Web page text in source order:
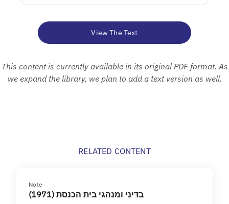
View The Text
This content is currently available in its original PDF format. As
we expand the library, we plan to add a text version as well.
RELATED CONTENT
Note
בדיני ומנהגי בית הכנסת (1971)